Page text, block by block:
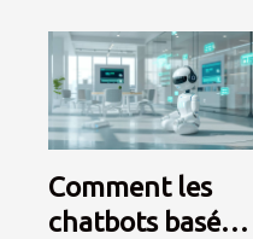
Comment les
chatbots basés